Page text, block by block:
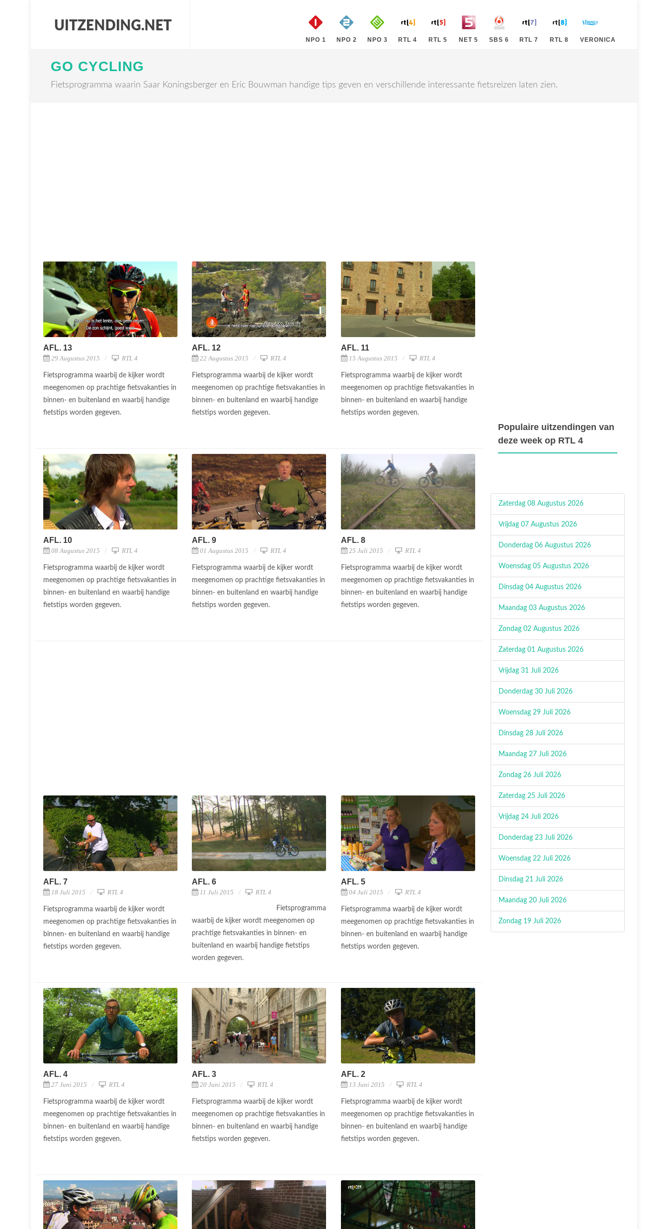
NPO 1 NPO 2 NPO 3 RTL 4 RTL 5 NET 5 SBS 6 RTL 7 RTL 8 VERONICA
GO CYCLING
Fietsprogramma waarin Saar Koningsberger en Eric Bouwman handige tips geven en verschillende interessante fietsreizen laten zien.
AFL. 13
29 Augustus 2015 RTL 4
Fietsprogramma waarbij de kijker wordt
meegenomen op prachtige fietsvakanties in
binnen- en buitenland en waarbij handige
fietstips worden gegeven.
AFL. 12
22 Augustus 2015 RTL 4
Fietsprogramma waarbij de kijker wordt
meegenomen op prachtige fietsvakanties in
binnen- en buitenland en waarbij handige
fietstips worden gegeven.
AFL. 11
15 Augustus 2015 RTL 4
Fietsprogramma waarbij de kijker wordt
meegenomen op prachtige fietsvakanties in
binnen- en buitenland en waarbij handige
fietstips worden gegeven.
AFL. 10
08 Augustus 2015 RTL 4
Fietsprogramma waarbij de kijker wordt
meegenomen op prachtige fietsvakanties in
binnen- en buitenland en waarbij handige
fietstips worden gegeven.
AFL. 9
01 Augustus 2015 RTL 4
Fietsprogramma waarbij de kijker wordt
meegenomen op prachtige fietsvakanties in
binnen- en buitenland en waarbij handige
fietstips worden gegeven.
AFL. 8
25 Juli 2015 RTL 4
Fietsprogramma waarbij de kijker wordt
meegenomen op prachtige fietsvakanties in
binnen- en buitenland en waarbij handige
fietstips worden gegeven.
AFL. 7
18 Juli 2015 RTL 4
Fietsprogramma waarbij de kijker wordt
meegenomen op prachtige fietsvakanties in
binnen- en buitenland en waarbij handige
fietstips worden gegeven.
AFL. 6
11 Juli 2015 RTL 4
Fietsprogramma
waarbij de kijker wordt meegenomen op
prachtige fietsvakanties in binnen- en
buitenland en waarbij handige fietstips
worden gegeven.
AFL. 5
04 Juli 2015 RTL 4
Fietsprogramma waarbij de kijker wordt
meegenomen op prachtige fietsvakanties in
binnen- en buitenland en waarbij handige
fietstips worden gegeven.
AFL. 4
27 Juni 2015 RTL 4
Fietsprogramma waarbij de kijker wordt
meegenomen op prachtige fietsvakanties in
binnen- en buitenland en waarbij handige
fietstips worden gegeven.
AFL. 3
20 Juni 2015 RTL 4
Fietsprogramma waarbij de kijker wordt
meegenomen op prachtige fietsvakanties in
binnen- en buitenland en waarbij handige
fietstips worden gegeven.
AFL. 2
13 Juni 2015 RTL 4
Fietsprogramma waarbij de kijker wordt
meegenomen op prachtige fietsvakanties in
binnen- en buitenland en waarbij handige
fietstips worden gegeven.
Populaire uitzendingen van
deze week op RTL 4
Zaterdag 08 Augustus 2026
Vrijdag 07 Augustus 2026
Donderdag 06 Augustus 2026
Woensdag 05 Augustus 2026
Dinsdag 04 Augustus 2026
Maandag 03 Augustus 2026
Zondag 02 Augustus 2026
Zaterdag 01 Augustus 2026
Vrijdag 31 Juli 2026
Donderdag 30 Juli 2026
Woensdag 29 Juli 2026
Dinsdag 28 Juli 2026
Maandag 27 Juli 2026
Zondag 26 Juli 2026
Zaterdag 25 Juli 2026
Vrijdag 24 Juli 2026
Donderdag 23 Juli 2026
Woensdag 22 Juli 2026
Dinsdag 21 Juli 2026
Maandag 20 Juli 2026
Zondag 19 Juli 2026